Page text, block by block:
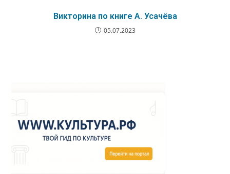
Викторина по книге А. Усачёва
05.07.2023